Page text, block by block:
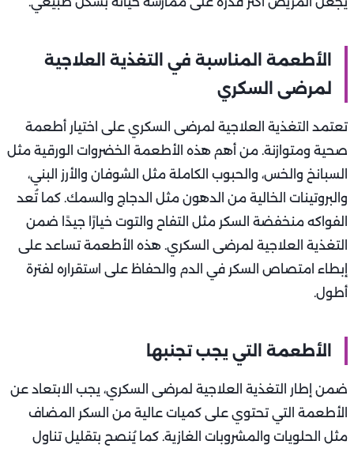
الأطعمة المناسبة في التغذية العلاجية
لمرضى السكري
تعتمد التغذية العلاجية لمرضى السكري على اختيار أطعمة
صحية ومتوازنة. من أهم هذه الأطعمة الخضروات الورقية مثل
السبانخ والخس، والحبوب الكاملة مثل الشوفان والأرز البني،
والبروتينات الخالية من الدهون مثل الدجاج والسمك. كما تُعد
الفواكه منخفضة السكر مثل التفاح والتوت خيارًا جيدًا ضمن
التغذية العلاجية لمرضى السكري. هذه الأطعمة تساعد على
إبطاء امتصاص السكر في الدم والحفاظ على استقراره لفترة
أطول.
الأطعمة التي يجب تجنبها
ضمن إطار التغذية العلاجية لمرضى السكري، يجب الابتعاد عن
الأطعمة التي تحتوي على كميات عالية من السكر المضاف
مثل الحلويات والمشروبات الغازية. كما يُنصح بتقليل تناول